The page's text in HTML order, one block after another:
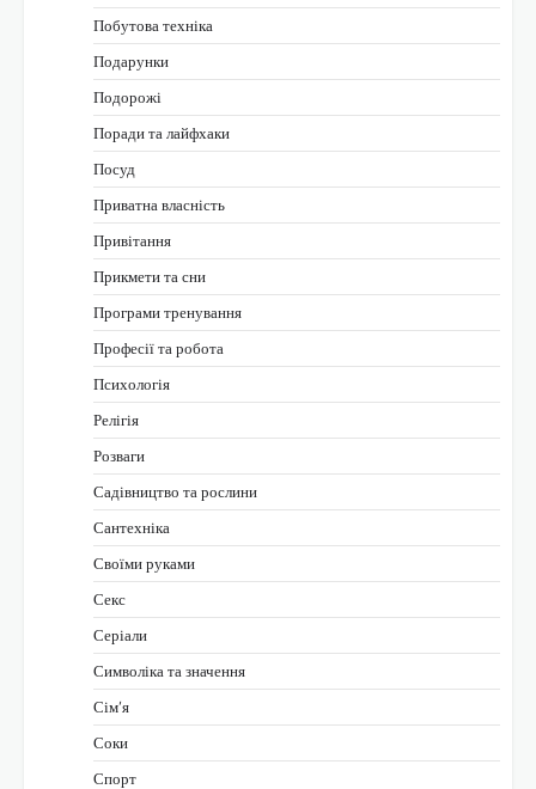
Побутова техніка
Подарунки
Подорожі
Поради та лайфхаки
Посуд
Приватна власність
Привітання
Прикмети та сни
Програми тренування
Професії та робота
Психологія
Релігія
Розваги
Садівництво та рослини
Сантехніка
Своїми руками
Секс
Серіали
Символіка та значення
Сім’я
Соки
Спорт